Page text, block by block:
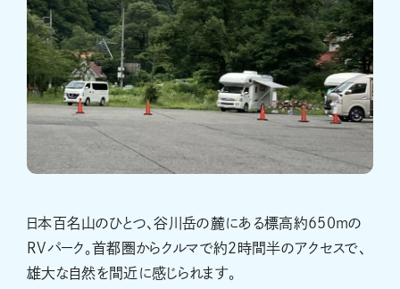
日本百名山のひとつ、谷川岳の麓にある標高約650mの
RVパーク。首都圏からクルマで約2時間半のアクセスで、
雄大な自然を間近に感じられます。